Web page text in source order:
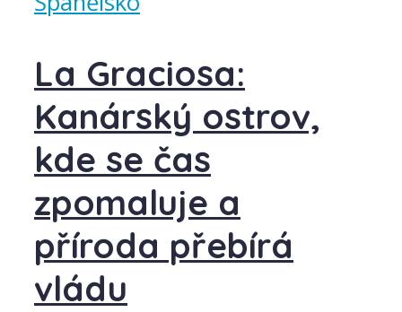
La Graciosa:
Kanárský ostrov,
kde se čas
zpomaluje a
příroda přebírá
vládu